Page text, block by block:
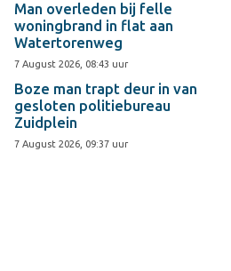
Man overleden bij felle
woningbrand in flat aan
Watertorenweg
7 August 2026, 08:43 uur
Boze man trapt deur in van
gesloten politiebureau
Zuidplein
7 August 2026, 09:37 uur